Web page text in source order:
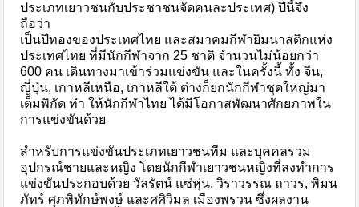
ประเภทเยาวชนกับประชาชนจัดคนละประเทศ) ปีนี้จึง
ถือว่า
เป็นปีทองของประเทศไทย และสมาคมกีฬายิมนาสติกแห่ง
ประเทศไทย ที่มีนักกีฬาจาก 25 ชาติ จำนวนไม่น้อยกว่า
600 คน เดินทางมาเข้าร่วมแข่งขัน และในครั้งนี้ ทั้ง จีน,
ญี่ปุ่น, เกาหลีเหนือ, เกาหลีใต้ ต่างก็ยกนักกีฬาชุดใหญ่มา
เต็มพิกัด ทำ ให้นักกีฬาไทย ได้มีโอกาสพัฒนาศักยภาพใน
การแข่งขันด้วย
สำหรับการแข่งขันประเภทเยาวชนทีม และบุคคลรวม
อุปกรณ์ชายและหญิง โดยนักกีฬาเยาวชนหญิงที่ลงทำการ
แข่งขันประกอบด้วย วัลรัตน์ แซ่หุ่น, วิราวรรณ ถาวร, พิมน
ภัทร์ ศุภพิทักษ์พงษ์ และศศิวิมล เมืองพรวน ซึ่งผลงาน